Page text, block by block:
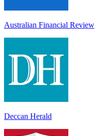
Australian Financial Review
Deccan Herald